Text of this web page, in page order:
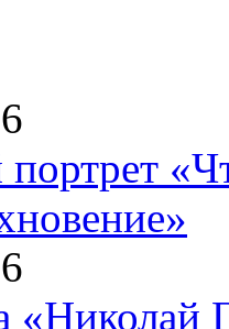
портрет
«Николай